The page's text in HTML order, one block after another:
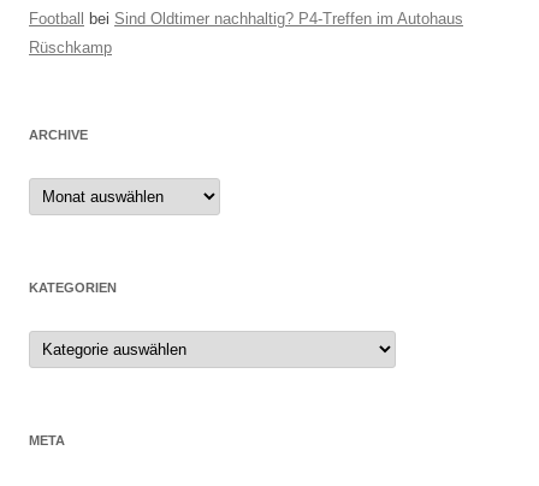
Football
bei Sind Oldtimer nachhaltig? P4-Treffen im Autohaus
Rüschkamp
ARCHIVE
Archive
KATEGORIEN
Kategorien
META